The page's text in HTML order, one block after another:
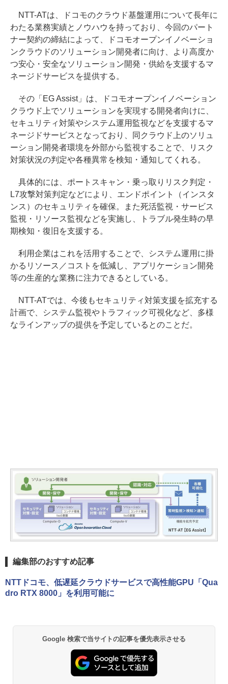
NTT-ATは、ドコモのクラウド基盤運用について長年に
わたる業務実績とノウハウを持っており、今回のパート
ナー契約の締結によって、ドコモオープンイノベーショ
ンクラウドのソリューション開発者に向け、より高度か
つ安心・安全なソリューション開発・供給を支援するマ
ネージドサービスを提供する。
その「EG Assist」は、ドコモオープンイノベーション
クラウド上でソリューションを実現する開発者向けに、
セキュリティ対策やシステム運用監視などを支援するマ
ネージドサービスとなっており、同クラウド上のソリュ
ーション開発者環境を外部から監視することで、リスク
対策状況の判定や各種異常を検知・通知してくれる。
具体的には、ポートスキャン・乗っ取りリスク判定・
L7攻撃対策判定などにより、エンドポイント（インスタ
ンス）のセキュリティを確保。また死活監視・サービス
監視・リソース監視などを実施し、トラブル発生時の早
期検知・復旧を支援する。
利用企業はこれを活用することで、システム運用に掛
かるリソース／コストを低減し、アプリケーション開発
等の生産的な業務に注力できるとしている。
NTT-ATでは、今後もセキュリティ対策支援を拡充する
計画で、システム監視やトラフィック可視化など、多様
なラインアップの提供を予定しているとのことだ。
編集部のおすすめ記事
NTTドコモ、低遅延クラウドサービスで高性能GPU「Qua
dro RTX 8000」を利用可能に
Google 検索で当サイトの記事を優先表示させる